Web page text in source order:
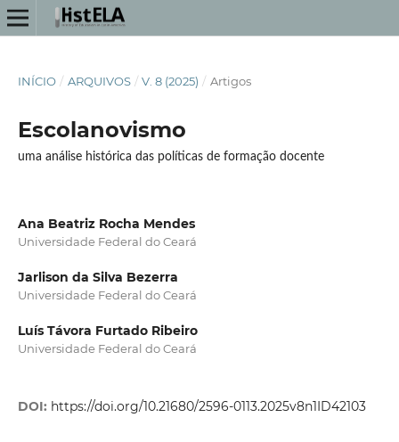
INÍCIO / ARQUIVOS / V. 8 (2025) / Artigos
Escolanovismo
uma análise histórica das políticas de formação docente
Ana Beatriz Rocha Mendes
Universidade Federal do Ceará
Jarlison da Silva Bezerra
Universidade Federal do Ceará
Luís Távora Furtado Ribeiro
Universidade Federal do Ceará
DOI: https://doi.org/10.21680/2596-0113.2025v8n1ID42103